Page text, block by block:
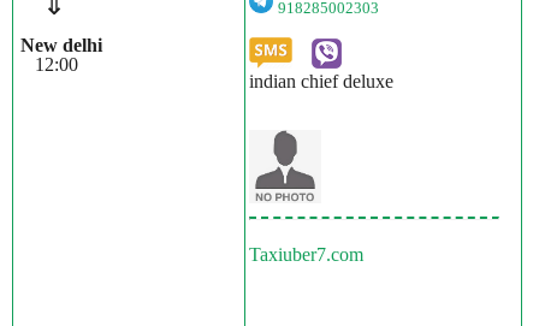
New delhi
12:00
918285002303
indian chief deluxe
Taxiuber7.com